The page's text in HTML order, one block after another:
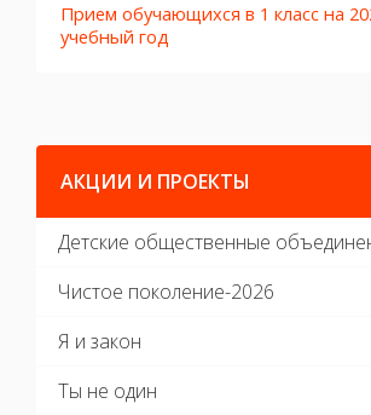
2027 ЛЕТО-2026
АКЦИИ И ПРОЕКТЫ
Детские общественные
Чистое поколение-2026
Я и закон
Ты не один